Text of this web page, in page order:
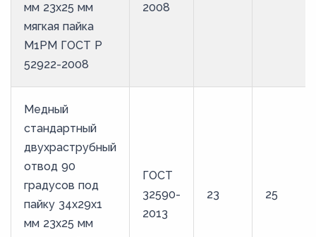
мм 23х25 мм
мягкая пайка
М1РМ ГОСТ Р
52922-2008
2008
Медный
стандартный
двухраструбный
отвод 90
градусов под
пайку 34х29х1
мм 23х25 мм
ГОСТ
32590-
2013
23 25